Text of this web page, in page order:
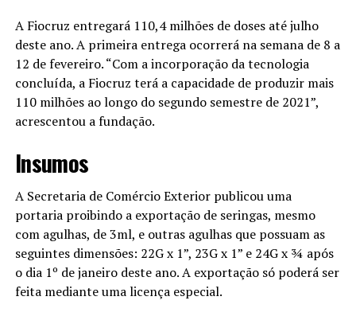
A Fiocruz entregará 110,4 milhões de doses até julho
deste ano. A primeira entrega ocorrerá na semana de 8 a
12 de fevereiro. “Com a incorporação da tecnologia
concluída, a Fiocruz terá a capacidade de produzir mais
110 milhões ao longo do segundo semestre de 2021”,
acrescentou a fundação.
Insumos
A Secretaria de Comércio Exterior publicou uma
portaria proibindo a exportação de seringas, mesmo
com agulhas, de 3ml, e outras agulhas que possuam as
seguintes dimensões: 22G x 1”, 23G x 1” e 24G x ¾ após
o dia 1º de janeiro deste ano. A exportação só poderá ser
feita mediante uma licença especial.